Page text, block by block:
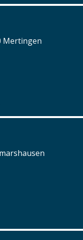
Mertingen